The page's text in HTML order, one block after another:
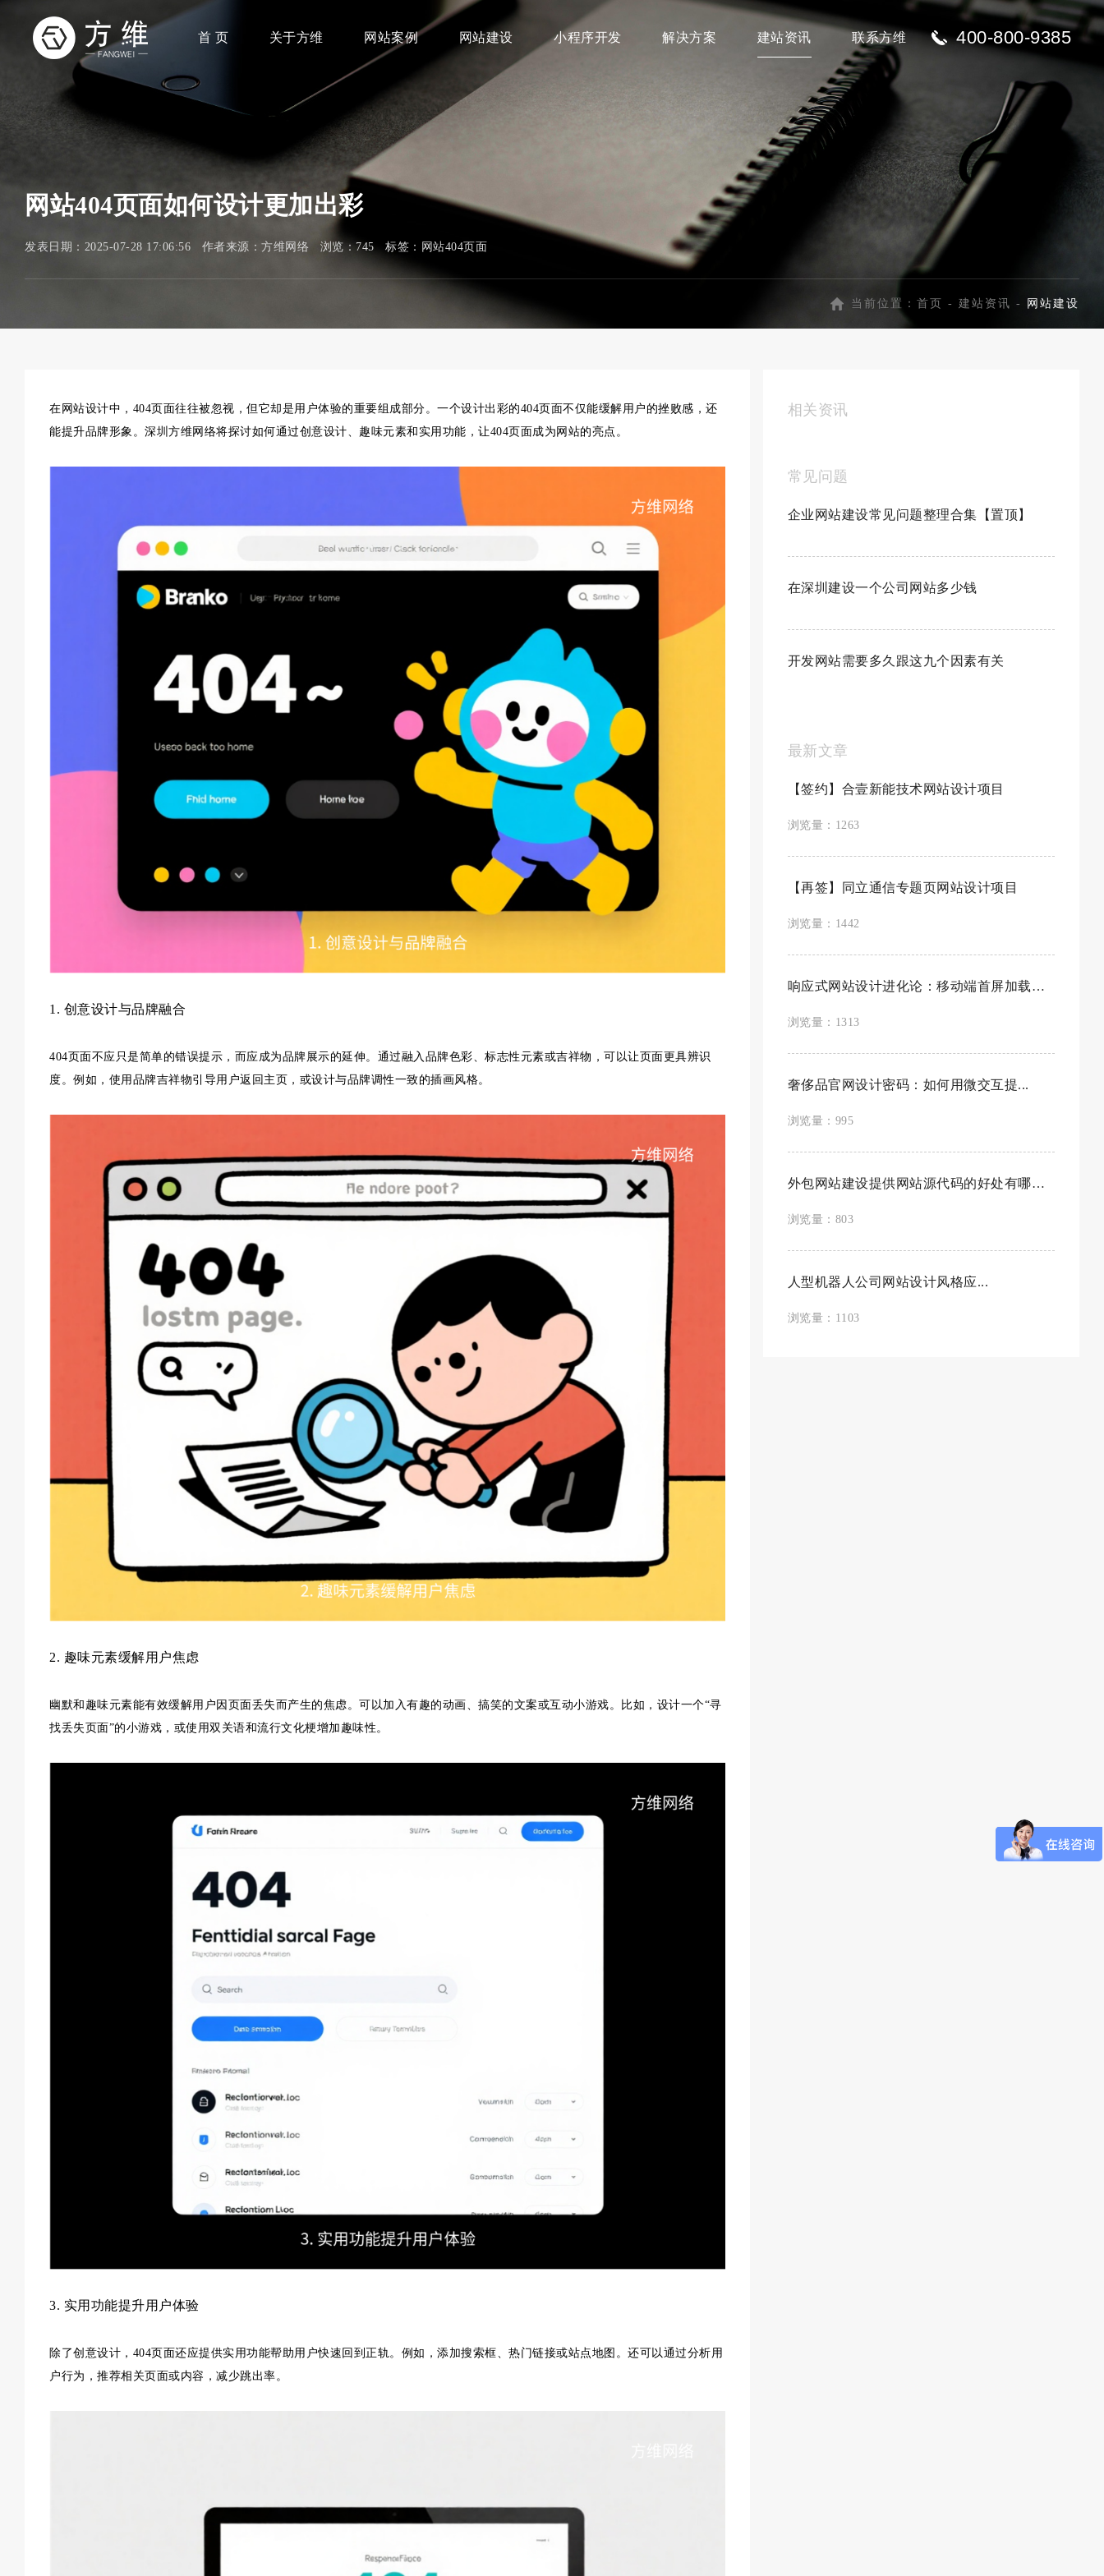
首 页 关于方维 网站案例 网站建设 小程序开发 解决方案 建站资讯 联系方维 400-800-9385
网站404页面如何设计更加出彩
发表日期：2025-07-28 17:06:56 作者来源：方维网络 浏览：745 标签： 网站404页面
当前位置： 首页 - 建站资讯 - 网站建设
在网站设计中，404页面往往被忽视，但它却是用户体验的重要组成部分。一个设计出彩的404页面不仅能缓解用户的挫败感，还
能提升品牌形象。深圳方维网络将探讨如何通过创意设计、趣味元素和实用功能，让404页面成为网站的亮点。
1. 创意设计与品牌融合
404页面不应只是简单的错误提示，而应成为品牌展示的延伸。通过融入品牌色彩、标志性元素或吉祥物，可以让页面更具辨识
度。例如，使用品牌吉祥物引导用户返回主页，或设计与品牌调性一致的插画风格。
2. 趣味元素缓解用户焦虑
幽默和趣味元素能有效缓解用户因页面丢失而产生的焦虑。可以加入有趣的动画、搞笑的文案或互动小游戏。比如，设计一个“寻
找丢失页面”的小游戏，或使用双关语和流行文化梗增加趣味性。
3. 实用功能提升用户体验
除了创意设计，404页面还应提供实用功能帮助用户快速回到正轨。例如，添加搜索框、热门链接或站点地图。还可以通过分析用
户行为，推荐相关页面或内容，减少跳出率。
相关资讯
常见问题
企业网站建设常见问题整理合集【置顶】
在深圳建设一个公司网站多少钱
开发网站需要多久跟这九个因素有关
最新文章
【签约】合壹新能技术网站设计项目
浏览量：1263
【再签】同立通信专题页网站设计项目
浏览量：1442
响应式网站设计进化论：移动端首屏加载速...
浏览量：1313
奢侈品官网设计密码：如何用微交互提...
浏览量：995
外包网站建设提供网站源代码的好处有哪些？
浏览量：803
人型机器人公司网站设计风格应...
浏览量：1103